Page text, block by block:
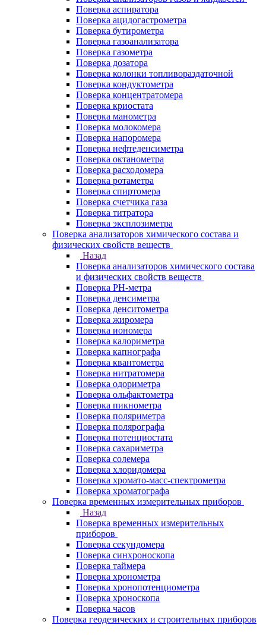
Поверка аспиратора
Поверка ацидогастрометра
Поверка бутирометра
Поверка газоанализатора
Поверка газометра
Поверка дозатора
Поверка колонки топливораздаточной
Поверка кондуктометра
Поверка концентратомера
Поверка криостата
Поверка манометра
Поверка молокомера
Поверка напоромера
Поверка нефтеденсиметра
Поверка октанометра
Поверка расходомера
Поверка ротаметра
Поверка спиртомера
Поверка счетчика газа
Поверка титратора
Поверка эксплозиметра
Поверка анализаторов химического состава и
физических свойств веществ
Назад
Поверка анализаторов химического состава
и физических свойств веществ
Поверка PH-метра
Поверка денсиметра
Поверка денситометра
Поверка жиромера
Поверка иономера
Поверка калориметра
Поверка капнографа
Поверка квантометра
Поверка нитратомера
Поверка одориметра
Поверка ольфактометра
Поверка пикнометра
Поверка поляриметра
Поверка полярографа
Поверка потенциостата
Поверка сахариметра
Поверка солемера
Поверка хлоридомера
Поверка хромато-масс-спектрометра
Поверка хроматографа
Поверка временных измерительных приборов
Назад
Поверка временных измерительных
приборов
Поверка секундомера
Поверка синхроноскопа
Поверка таймера
Поверка хронометра
Поверка хронопотенциометра
Поверка хроноскопа
Поверка часов
Поверка геодезических и строительных приборов